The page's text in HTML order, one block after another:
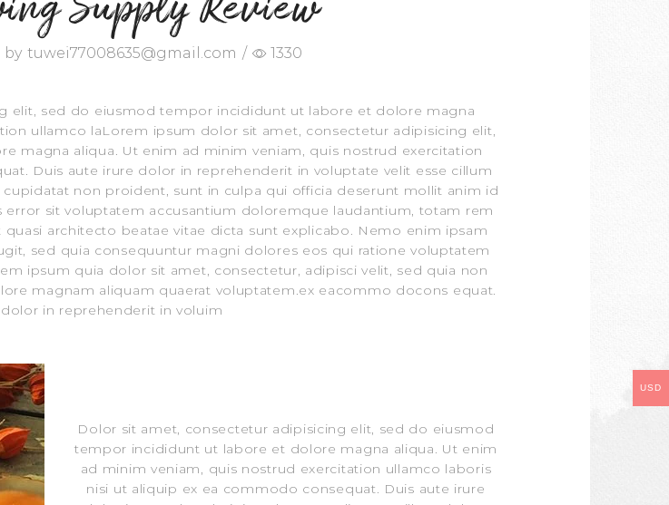
by tuwei77008635@gmail.com / 1330
elit, sed do eiusmod tempor incididunt ut labore et dolore magna
ullamco laLorem ipsum dolor sit amet, consectetur adipisicing elit,
magna aliqua. Ut enim ad minim veniam, quis nostrud exercitation
Duis aute irure dolor in reprehenderit in voluptate velit esse cillum
non proident, sunt in culpa qui officia deserunt mollit anim id
sit voluptatem accusantium doloremque laudantium, totam rem
architecto beatae vitae dicta sunt explicabo. Nemo enim ipsam
sed quia consequuntur magni dolores eos qui ratione voluptatem
ipsum quia dolor sit amet, consectetur, adipisci velit, sed quia non
magnam aliquam quaerat voluptatem.ex eacommo docons equat.
in reprehenderit in voluim
Dolor sit amet, consectetur adipisicing elit, sed do eiusmod
tempor incididunt ut labore et dolore magna aliqua. Ut enim
ad minim veniam, quis nostrud exercitation ullamco laboris
nisi ut aliquip ex ea commodo consequat. Duis aute irure
USD